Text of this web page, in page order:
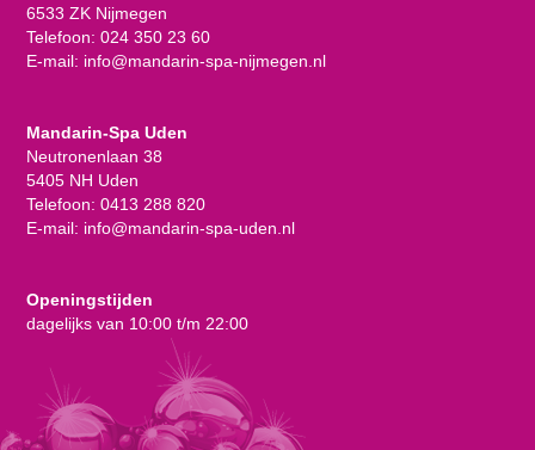
6533 ZK Nijmegen
Telefoon: 024 350 23 60
E-mail: info@mandarin-spa-nijmegen.nl
Mandarin-Spa Uden
Neutronenlaan 38
5405 NH Uden
Telefoon: 0413 288 820
E-mail: info@mandarin-spa-uden.nl
Openingstijden
dagelijks van 10:00 t/m 22:00